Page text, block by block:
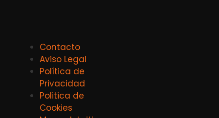
Contacto
Aviso Legal
Política de
Privacidad
Politica de
Cookies